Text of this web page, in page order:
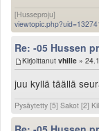
[Husseproju]
Re: -05 Hussen
Kirjoittanut vhille »
juu kyllä täällä
Pysäytetty [5] Sakot [2]